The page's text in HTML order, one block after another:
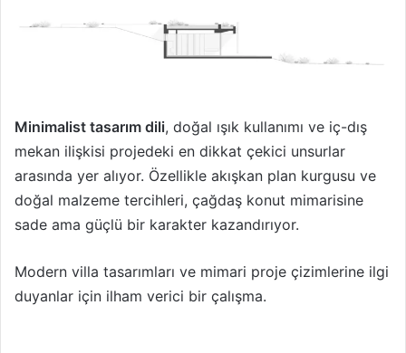
Minimalist tasarım dili, doğal ışık kullanımı ve iç-dış
mekan ilişkisi projedeki en dikkat çekici unsurlar
arasında yer alıyor. Özellikle akışkan plan kurgusu ve
doğal malzeme tercihleri, çağdaş konut mimarisine
sade ama güçlü bir karakter kazandırıyor.
Modern villa tasarımları ve mimari proje çizimlerine ilgi
duyanlar için ilham verici bir çalışma.